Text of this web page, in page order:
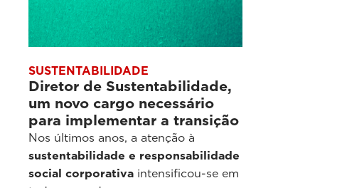
SUSTENTABILIDADE
Diretor de Sustentabilidade,
um novo cargo necessário
para implementar a transição
Nos últimos anos, a atenção à
sustentabilidade e responsabilidade
social corporativa intensificou-se em